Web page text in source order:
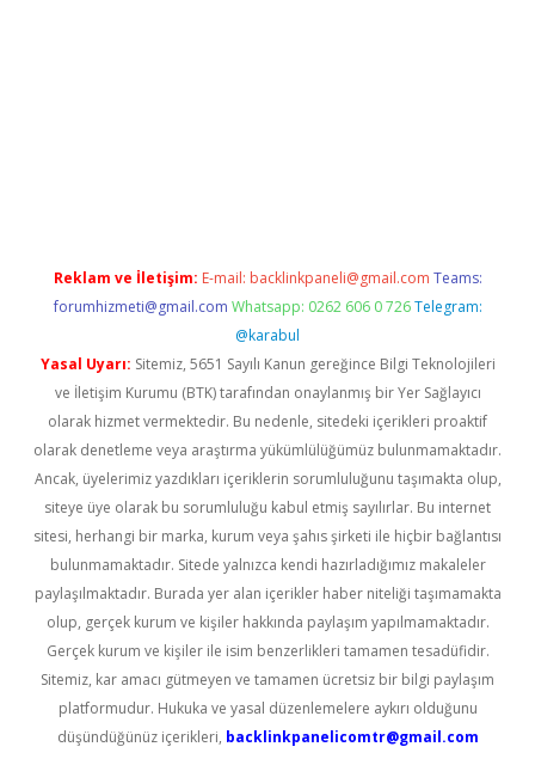
Reklam ve İletişim: E-mail: backlinkpaneli@gmail.com Teams:
forumhizmeti@gmail.com Whatsapp: 0262 606 0 726 Telegram:
@karabul
Yasal Uyarı: Sitemiz, 5651 Sayılı Kanun gereğince Bilgi Teknolojileri
ve İletişim Kurumu (BTK) tarafından onaylanmış bir Yer Sağlayıcı
olarak hizmet vermektedir. Bu nedenle, sitedeki içerikleri proaktif
olarak denetleme veya araştırma yükümlülüğümüz bulunmamaktadır.
Ancak, üyelerimiz yazdıkları içeriklerin sorumluluğunu taşımakta olup,
siteye üye olarak bu sorumluluğu kabul etmiş sayılırlar. Bu internet
sitesi, herhangi bir marka, kurum veya şahıs şirketi ile hiçbir bağlantısı
bulunmamaktadır. Sitede yalnızca kendi hazırladığımız makaleler
paylaşılmaktadır. Burada yer alan içerikler haber niteliği taşımamakta
olup, gerçek kurum ve kişiler hakkında paylaşım yapılmamaktadır.
Gerçek kurum ve kişiler ile isim benzerlikleri tamamen tesadüfidir.
Sitemiz, kar amacı gütmeyen ve tamamen ücretsiz bir bilgi paylaşım
platformudur. Hukuka ve yasal düzenlemelere aykırı olduğunu
düşündüğünüz içerikleri, backlinkpanelicomtr@gmail.com